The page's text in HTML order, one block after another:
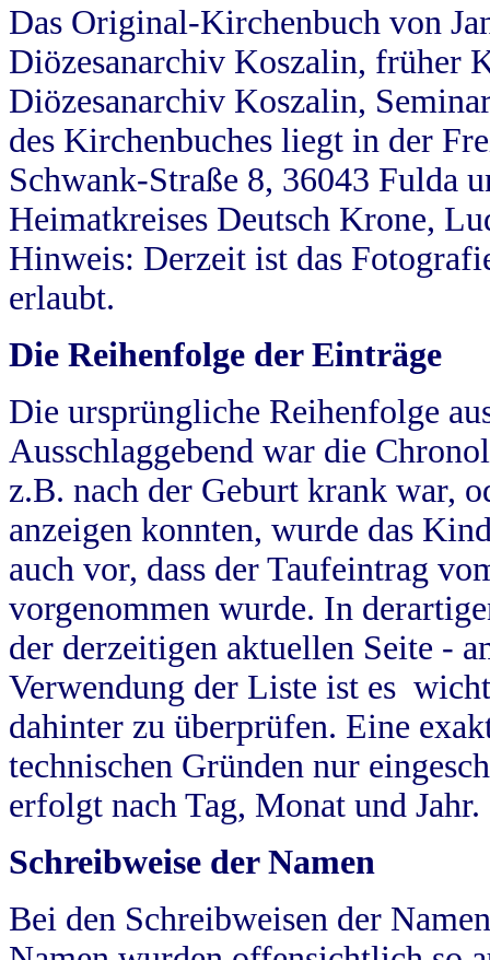
Das Original-Kirchenbuch von
Diözesanarchiv Koszalin, früher
Diözesanarchiv Koszalin,
des Kirchenbuches liegt in der
Schwank-Straße 8, 36043 Fulda
Heimatkreises Deutsch Krone,
Hinweis: Derzeit ist das
erlaubt.
Die Reihenfolge der Einträge
Die ursprüngliche Reihenfolge
Ausschlaggebend war die
z.B. nach der Geburt krank war,
anzeigen konnten, wurde das
auch vor, dass der Taufeintrag
vorgenommen wurde. In
der derzeitigen aktuellen Seite -
Verwendung der Liste ist es
dahinter zu überprüfen. Eine
technischen Gründen nur
erfolgt nach Tag, Monat und Jahr.
Schreibweise der Namen
Bei den Schreibweisen der